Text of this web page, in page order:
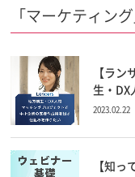
「マーケティン
【ラン
生・
2023.02.22
【知っ